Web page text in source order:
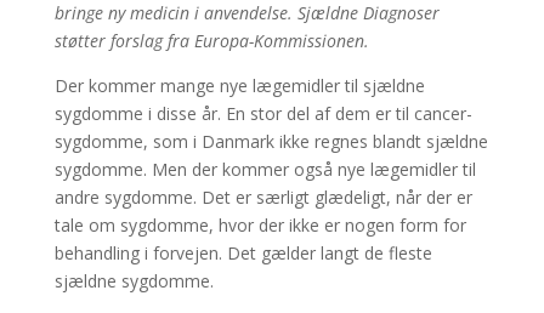
bringe ny medicin i anvendelse. Sjældne Diagnoser
støtter forslag fra Europa-Kommissionen.
Der kommer mange nye lægemidler til sjældne
sygdomme i disse år. En stor del af dem er til cancer-
sygdomme, som i Danmark ikke regnes blandt sjældne
sygdomme. Men der kommer også nye lægemidler til
andre sygdomme. Det er særligt glædeligt, når der er
tale om sygdomme, hvor der ikke er nogen form for
behandling i forvejen. Det gælder langt de fleste
sjældne sygdomme.